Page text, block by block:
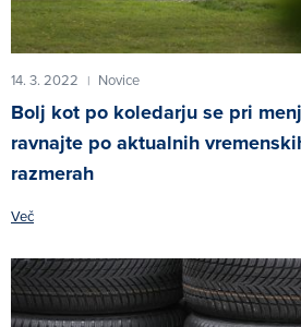
14. 3. 2022 | Novice
Bolj kot po koledarju se pri
ravnajte po aktualnih
razmerah
Več